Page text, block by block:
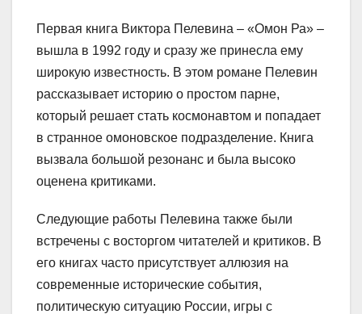
Первая книга Виктора Пелевина – «Омон Ра» –
вышла в 1992 году и сразу же принесла ему
широкую известность. В этом романе Пелевин
рассказывает историю о простом парне,
который решает стать космонавтом и попадает
в странное омоновское подразделение. Книга
вызвала большой резонанс и была высоко
оценена критиками.
Следующие работы Пелевина также были
встречены с восторгом читателей и критиков. В
его книгах часто присутствует аллюзия на
современные исторические события,
политическую ситуацию России, игры с